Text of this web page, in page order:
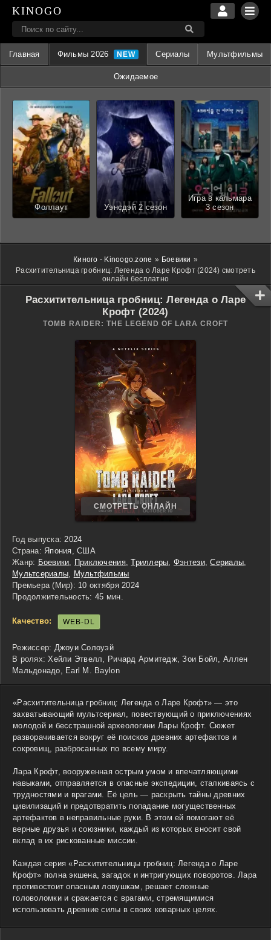
KINOGO
Главная Фильмы 2026 Сериалы Мультфильмы
Ожидаемое
Фоллаут Уэнсдэй 2 сезон
Игра в кальмара
3 сезон
Киного - Kinoogo.zone » Боевики »
Расхитительница гробниц: Легенда о Ларе Крофт (2024) смотреть
онлайн бесплатно
Расхитительница гробниц: Легенда о Ларе
Крофт (2024)
TOMB RAIDER: THE LEGEND OF LARA CROFT
СМОТРЕТЬ ОНЛАЙН
Год выпуска: 2024
Страна: Япония, США
Жанр: Боевики Приключения,Триллеры Фэнтези,Сериалы
Мультсериалы
Мультфильмы
Премьера (Мир): 10 октября 2024
Продолжительность: 45 мин.
Качество: WEB-DL
Режиссер: Джоуи Солоуэй
В ролях: Хейли Этвелл, Ричард Армитедж, Зои Бойл, Аллен
Мальдонадо, Earl M. Baylon
«Расхитительница гробниц: Легенда о Ларе Крофт» — это
захватывающий мультсериал, повествующий о приключениях
молодой и бесстрашной археологини Лары Крофт. Сюжет
разворачивается вокруг её поисков древних артефактов и
сокровищ, разбросанных по всему миру.
Лара Крофт, вооруженная острым умом и впечатляющими
навыками, отправляется в опасные экспедиции, сталкиваясь с
трудностями и врагами. Её цель — раскрыть тайны древних
цивилизаций и предотвратить попадание могущественных
артефактов в неправильные руки. В этом ей помогают её
верные друзья и союзники, каждый из которых вносит свой
вклад в их рискованные миссии.
Каждая серия «Расхитительницы гробниц: Легенда о Ларе
Крофт» полна экшена, загадок и интригующих поворотов. Лара
противостоит опасным ловушкам, решает сложные
головоломки и сражается с врагами, стремящимися
использовать древние силы в своих коварных целях.